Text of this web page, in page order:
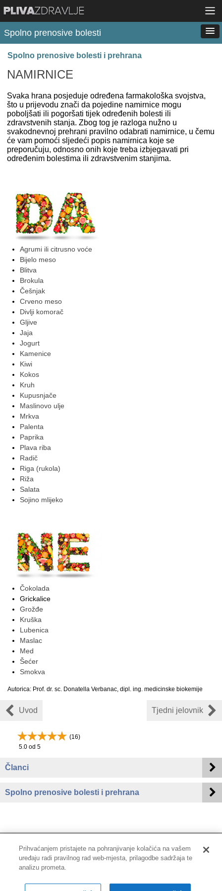
Spolno prenosive bolesti
Spolno prenosive bolesti i prehrana
NAMIRNICE
Svaka hrana posjeduje određena farmakološka svojstva,
što u prijevodu znači da pojedine namirnice mogu
poboljšati ili pogoršati tijek određenih bolesti ili
zdravstvenih stanja. Zbog tog je razloga nužno u
svakodnevnoj prehrani pravilno odabrati namirnice, u čemu
će vam pomoći sljedeći popis namirnica koje se
preporučuju, odnosno onih koje treba izbjegavati pri
određenim bolestima ili zdravstvenim stanjima.
Agrumi ili citrusno voće
Bijelo meso
Blitva
Brokula
Češnjak
Crveno meso
Divlji komorač
Gljive
Jaja
Jogurt
Kamenice
Kiwi
Kokos
Kruh
Kupusnjače
Maslinovo ulje
Mrkva
Palenta
Paprika
Plava riba
Radič
Riga (rukola)
Riža
Salata
Sojino mlijeko
Čokolada
Grickalice
Grožđe
Kruška
Lubenica
Maslac
Med
Šećer
Smokva
Autorica: Prof. dr. sc. Donatella Verbanac, dipl. ing. medicinske biokemije
Uvod Tjedni jelovnik
(16)
5.0 od 5
Članci
Spolno prenosive bolesti i prehrana
Impressum | Pravne informacije
Copyright © 2001-2026 PLIVAzdravlje
Prihvaćanjem pristajete na pohranjivanje kolačića na vašem
uređaju radi pravilnog rad web-mjesta, prilagodbe sadržaja te
analizu prometa.